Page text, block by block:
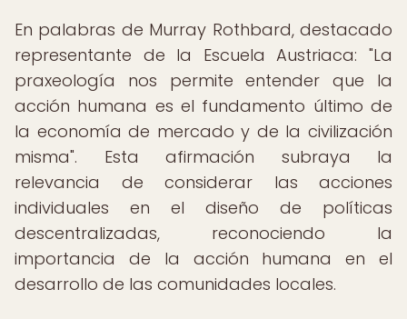
En palabras de Murray Rothbard, destacado
representante de la Escuela Austriaca: "La
praxeología nos permite entender que la
acción humana es el fundamento último de
la economía de mercado y de la civilización
misma". Esta afirmación subraya la
relevancia de considerar las acciones
individuales en el diseño de políticas
descentralizadas, reconociendo la
importancia de la acción humana en el
desarrollo de las comunidades locales.